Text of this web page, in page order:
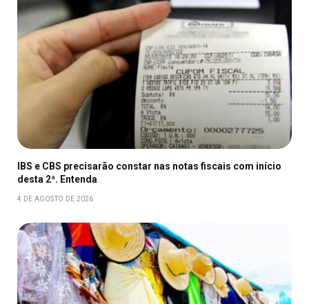
IBS e CBS precisarão constar nas notas fiscais com início
desta 2ª. Entenda
4 DE AGOSTO DE 2026